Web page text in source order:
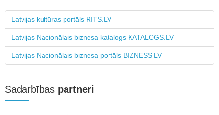
Latvijas kultūras portāls RĪTS.LV
Latvijas Nacionālais biznesa katalogs KATALOGS.LV
Latvijas Nacionālais biznesa portāls BIZNESS.LV
Sadarbības partneri